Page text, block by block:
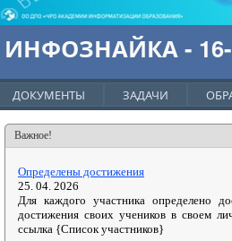
ИНФОЗНАЙКА - 16-
ДОКУМЕНТЫ ЗАДАЧИ
Важное!
Определены достижения
25. 04. 2026
Для каждого участника определено
достижения своих учеников в своем
ссылка {Список участников}